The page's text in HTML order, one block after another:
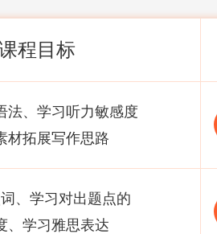
程目标
法、学习听力敏感度
材拓展写作思路
、学习对出题点的
、学习雅思表达